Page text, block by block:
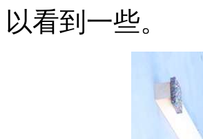
以看到一些。